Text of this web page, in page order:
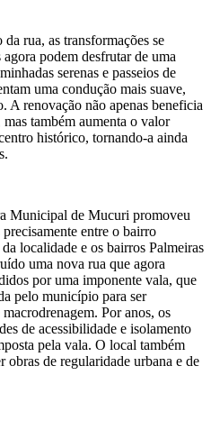
rua, as transformações se
podem desfrutar de uma
serenas e passeios de
uma condução mais suave,
A renovação não apenas beneficia
também aumenta o valor
histórico, tornando-a ainda
Municipal de Mucuri promoveu
entre o bairro
localidade e os bairros Palmeiras
uma nova rua que agora
por uma imponente vala, que
pelo município para ser
Por anos, os
de acessibilidade e isolamento
pela vala. O local também
obras de regularidade urbana e de